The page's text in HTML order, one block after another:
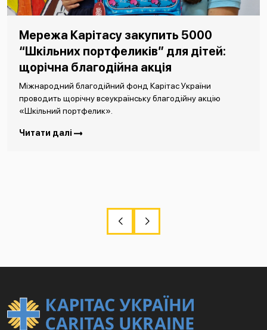
Мережа Карітасу закупить 5000
“Шкільних портфеликів” для дітей:
щорічна благодійна акція
Міжнародний благодійний фонд Карітас України
проводить щорічну всеукраїнську благодійну акцію
«Шкільний портфелик».
Читати далі